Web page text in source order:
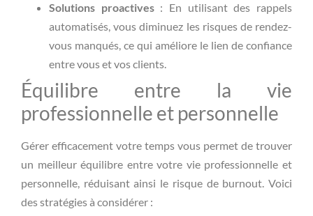
Solutions proactives: En utilisant des rappels
automatisés, vous diminuez les risques de rendez-
vous manqués, ce qui améliore le lien de confiance
entre vous et vos clients.
Équilibre entre la vie
professionnelle et personnelle
Gérer efficacement votre temps vous permet de trouver
un meilleur équilibre entre votre vie professionnelle et
personnelle, réduisant ainsi le risque de burnout. Voici
des stratégies à considérer :